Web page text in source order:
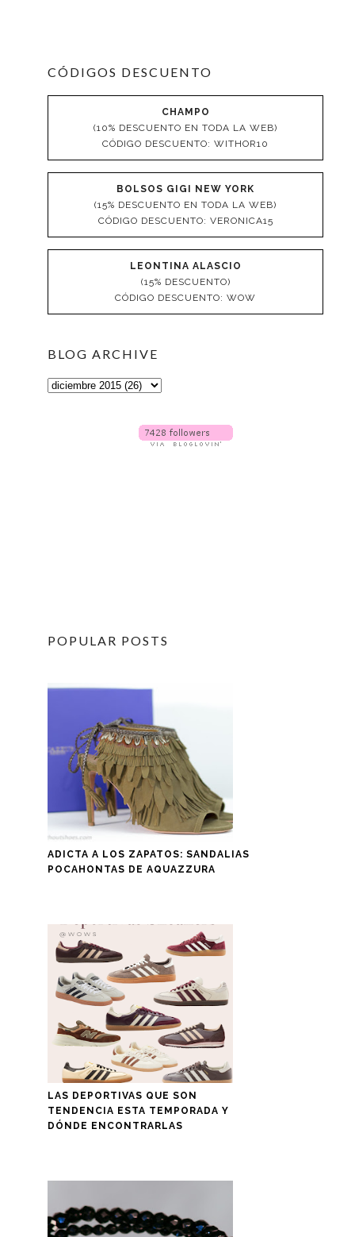
CÓDIGOS DESCUENTO
CHAMPO
(10% DESCUENTO EN TODA LA WEB)
CÓDIGO DESCUENTO: WITHOR10
BOLSOS GIGI NEW YORK
(15% DESCUENTO EN TODA LA WEB)
CÓDIGO DESCUENTO: VERONICA15
LEONTINA ALASCIO
(15% DESCUENTO)
CÓDIGO DESCUENTO: WOW
BLOG ARCHIVE
POPULAR POSTS
ADICTA A LOS ZAPATOS: SANDALIAS
POCAHONTAS DE AQUAZZURA
LAS DEPORTIVAS QUE SON
TENDENCIA ESTA TEMPORADA Y
DÓNDE ENCONTRARLAS